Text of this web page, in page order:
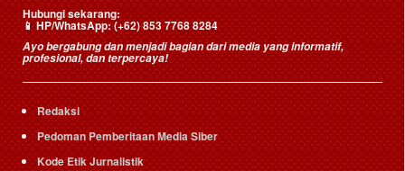
Hubungi sekarang:
📱HP/WhatsApp:(+62) 853 7768 8284
Ayo bergabung dan menjadi bagian dari media yang informatif,
profesional, dan terpercaya!
Redaksi
Pedoman Pemberitaan Media Siber
Kode Etik Jurnalistik